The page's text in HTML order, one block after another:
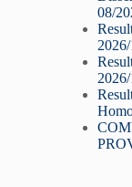
08/
2026/
2026/